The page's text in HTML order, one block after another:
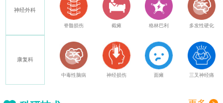
神经外科
康复科
脊髓损伤 截瘫 格林巴利 多发性硬化
中毒性脑病 神经损伤 面瘫 三叉神经痛